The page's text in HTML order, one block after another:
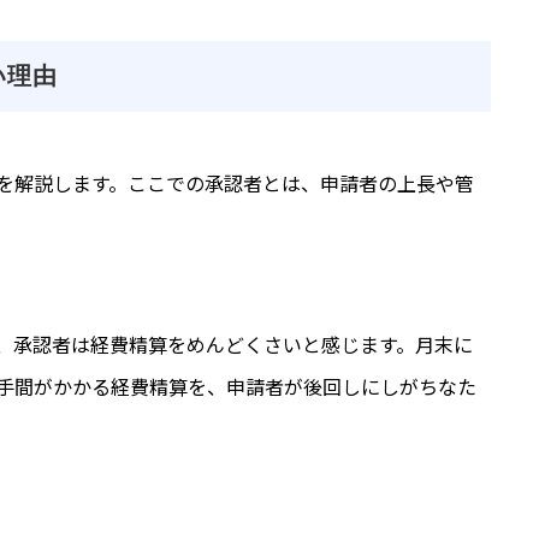
由
説します。ここでの承認者とは、申請者の上長や管
認者は経費精算をめんどくさいと感じます。月末に
がかかる経費精算を、申請者が後回しにしがちなた